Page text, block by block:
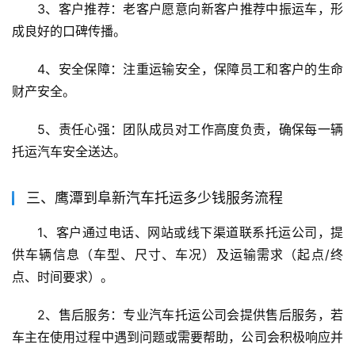
3、客户推荐：老客户愿意向新客户推荐中振运车，形
成良好的口碑传播。
4、安全保障：注重运输安全，保障员工和客户的生命
财产安全。
5、责任心强：团队成员对工作高度负责，确保每一辆
托运汽车安全送达。
三、鹰潭到阜新汽车托运多少钱服务流程
1、客户通过电话、网站或线下渠道联系托运公司，提
供车辆信息（车型、尺寸、车况）及运输需求（起点/终
点、时间要求）。
2、售后服务：专业汽车托运公司会提供售后服务，若
车主在使用过程中遇到问题或需要帮助，公司会积极响应并